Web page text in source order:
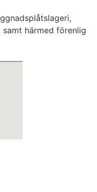
härmed förenlig